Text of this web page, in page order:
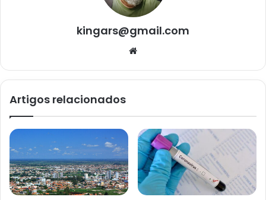
kingars@gmail.com
Artigos relacionados